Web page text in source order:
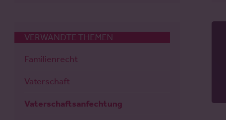
VERWANDTE THEMEN
Familienrecht
Vaterschaft
Vaterschaftsanfechtung